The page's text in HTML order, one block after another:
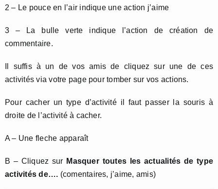
2 – Le pouce en l’air indique une action j’aime
3 – La bulle verte indique l’action de création de
commentaire.
Il suffis à un de vos amis de cliquez sur une de ces
activités via votre page pour tomber sur vos actions.
Pour cacher un type d’activité il faut passer la souris à
droite de l’activité à cacher.
A – Une fleche apparaît
B – Cliquez sur Masquer toutes les actualités de type
activités de…. (comentaires, j’aime, amis)